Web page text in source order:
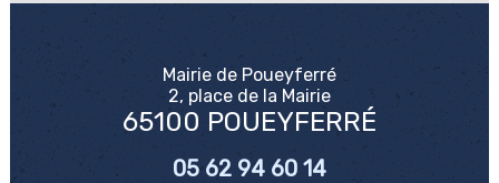
Mairie de Poueyferré
2, place de la Mairie
65100 POUEYFERRÉ
05 62 94 60 14